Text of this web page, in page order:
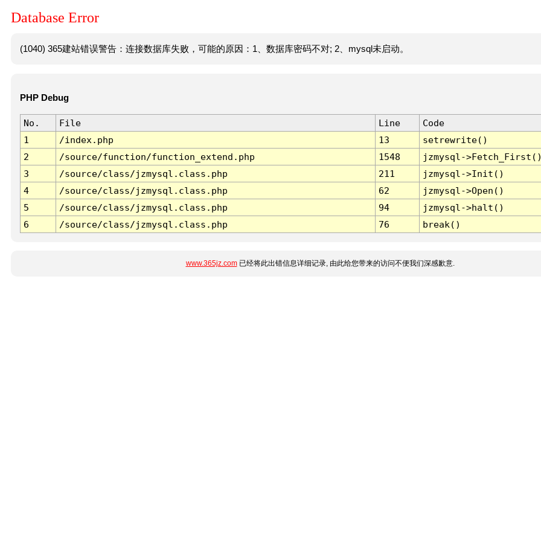
Database Error
(1040) 365建站错误警告：连接数据库失败，可能的原因：1、数据库密码不对; 2、mysql未启动。
PHP Debug
No. File Line
Code
1
/index.php 13
setrewrite()
2
/source/function/function_extend.php 1548
jzmysql-
3
/source/class/jzmysql.class.php 211
jzmysql->Init()
4
/source/class/jzmysql.class.php 62
jzmysql->Open()
5
/source/class/jzmysql.class.php 94
jzmysql->halt()
6
/source/class/jzmysql.class.php 76 break()
www.365jz.com已经将此出错信息详细记录, 由此给您带来的访问不便我们深感歉意.